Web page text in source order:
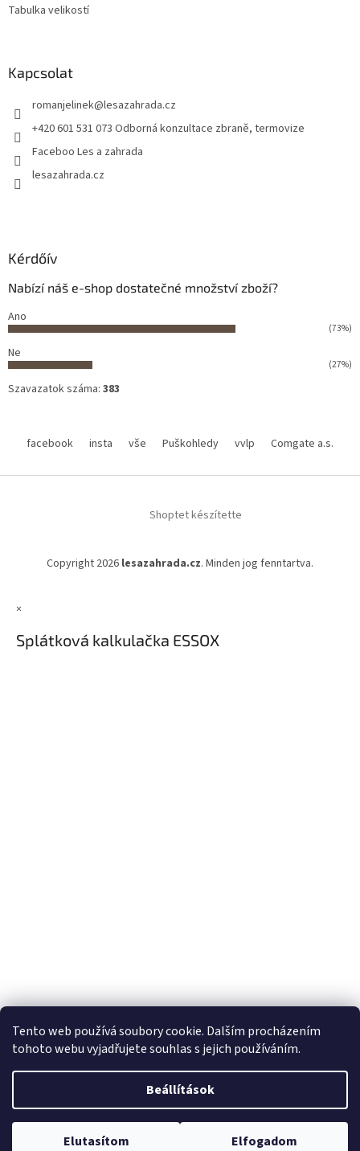
Tento web používá soubory cookie. Dalším procházením
tohoto webu vyjadřujete souhlas s jejich používáním.
Beállítások
Elutasítom Elfogadom
Tabulka velikostí
Kapcsolat
romanjelinek@lesazahrada.cz
+420 601 531 073 Odborná konzultace zbraně, termovize
Faceboo Les a zahrada
lesazahrada.cz
Kérdőív
Nabízí náš e-shop dostatečné množství zboží?
Ano
(73%)
Ne
(27%)
Szavazatok száma: 383
facebook insta vše Puškohledy vvlp Comgate a.s.
Shoptet készítette
Copyright 2026 lesazahrada.cz. Minden jog fenntartva.
×
Splátková kalkulačka ESSOX